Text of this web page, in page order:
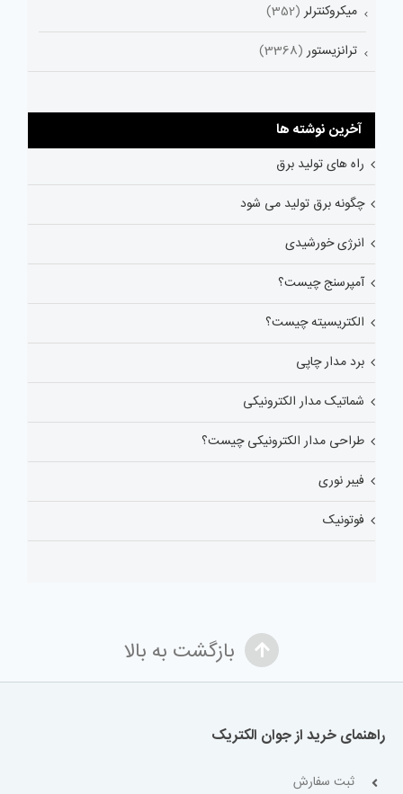
میکروکنترلر (352)
ترانزیستور (3368)
آخرین نوشته ها
راه های تولید برق
چگونه برق تولید می شود
انرژی خورشیدی
آمپرسنج چیست؟
الکتریسیته چیست؟
برد مدار چاپی
شماتیک مدار الکترونیکی
طراحی مدار الکترونیکی چیست؟
فیبر نوری
فوتونیک
بازگشت به بالا
راهنمای خرید از جوان الکتریک
ثبت سفارش